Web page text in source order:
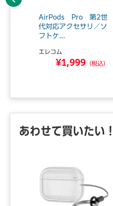
AirPods Pro 第2世
代対応アクセサリ／ソ
フトケ...
エレコム
¥1,999 （税込）
前へ
あわせて買いたい